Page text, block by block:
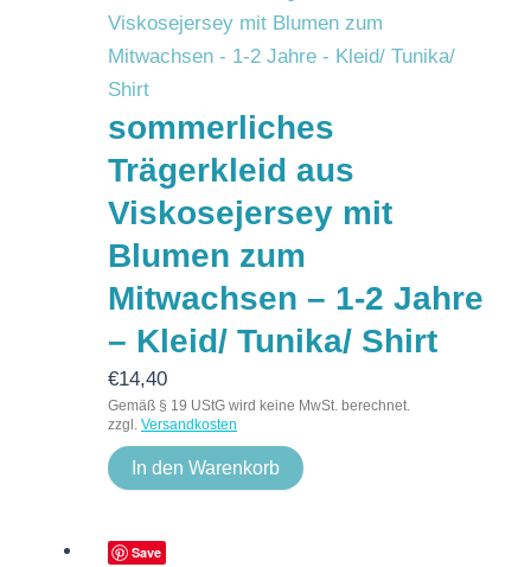
sommerliches
Trägerkleid aus
Viskosejersey mit
Blumen zum
Mitwachsen – 1-2 Jahre
– Kleid/ Tunika/ Shirt
€14,40
Gemäß § 19 UStG wird keine MwSt. berechnet.
zzgl. Versandkosten
In den Warenkorb
Save